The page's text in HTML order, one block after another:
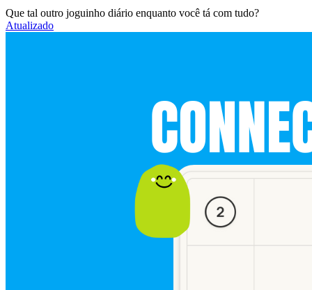
Que tal outro joguinho diário enquanto você tá com tudo?
Atualizado